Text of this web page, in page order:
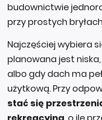
budownictwie
przy prostych
Najczęściej wybiera
planowana jest
albo gdy dach ma
użytkową. Przy
stać się